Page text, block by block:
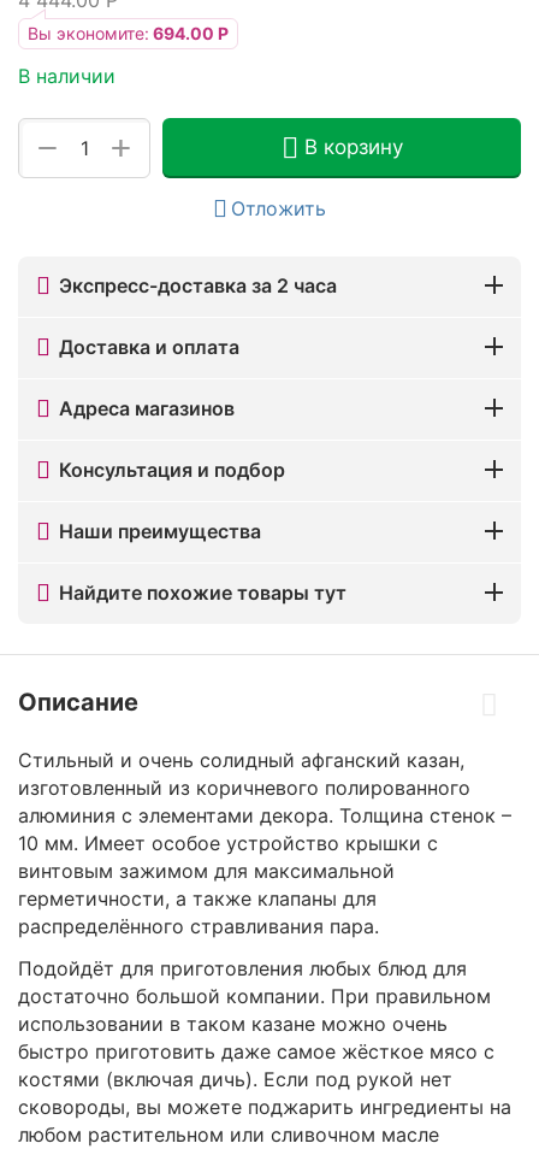
Вы экономите: 694.00 Р
В наличии
+
− В корзину
Отложить
Экспресс-доставка за 2 часа
Доставка и оплата
Адреса магазинов
Консультация и подбор
Наши преимущества
Найдите похожие товары тут
Описание
Стильный и очень солидный афганский казан,
изготовленный из коричневого полированного
алюминия с элементами декора. Толщина стенок –
10 мм. Имеет особое устройство крышки с
винтовым зажимом для максимальной
герметичности, а также клапаны для
распределённого стравливания пара.
Подойдёт для приготовления любых блюд для
достаточно большой компании. При правильном
использовании в таком казане можно очень
быстро приготовить даже самое жёсткое мясо с
костями (включая дичь). Если под рукой нет
сковороды, вы можете поджарить ингредиенты на
любом растительном или сливочном масле